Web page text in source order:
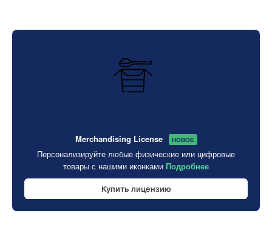
Merchandising License НОВОЕ
Персонализируйте любые физические или цифровые
товары с нашими иконками Подробнее
Купить лицензию